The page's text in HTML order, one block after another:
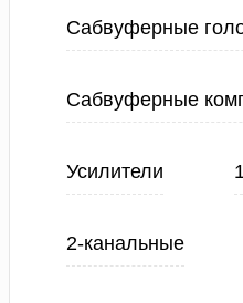
Сабвуферные
Сабвуферные
Усилители
2-канальные